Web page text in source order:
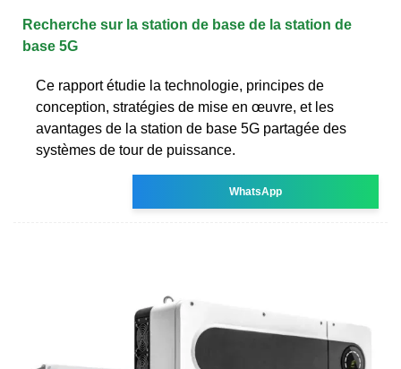
Recherche sur la station de base de la station de
base 5G
Ce rapport étudie la technologie, principes de
conception, stratégies de mise en œuvre, et les
avantages de la station de base 5G partagée des
systèmes de tour de puissance.
WhatsApp